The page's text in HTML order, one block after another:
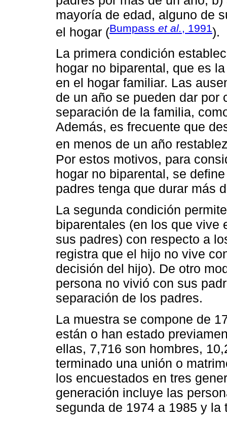
mayoría de edad, alguno de
el hogar (Bumpass et al., 1991).
La primera condición
hogar no biparental, que es
en el hogar familiar. Las
de un año se pueden dar por
separación de la familia,
Además, es frecuente que
en menos de un año
Por estos motivos, para
hogar no biparental, se
padres tenga que durar más
La segunda condición
biparentales (en los que vive
sus padres) con respecto a
registra que el hijo no vive
decisión del hijo). De otro
persona no vivió con sus
separación de los padres.
La muestra se compone de
están o han estado
ellas, 7,716 son hombres,
terminado una unión o
los encuestados en tres
generación incluye las
segunda de 1974 a 1985 y la